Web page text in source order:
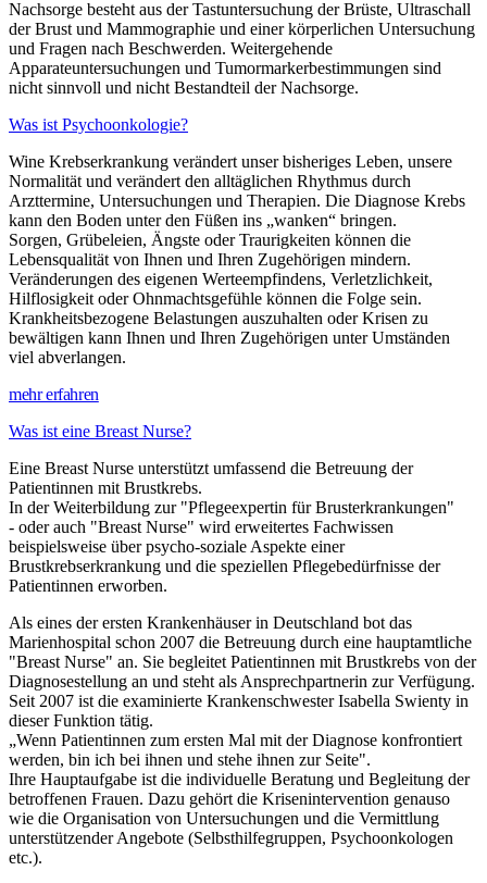
Nachsorge besteht aus der Tastuntersuchung der Brüste, Ultraschall
der Brust und Mammographie und einer körperlichen Untersuchung
und Fragen nach Beschwerden. Weitergehende
Apparateuntersuchungen und Tumormarkerbestimmungen sind
nicht sinnvoll und nicht Bestandteil der Nachsorge.
Was ist Psychoonkologie?
Wine Krebserkrankung verändert unser bisheriges Leben, unsere
Normalität und verändert den alltäglichen Rhythmus durch
Arzttermine, Untersuchungen und Therapien. Die Diagnose Krebs
kann den Boden unter den Füßen ins „wanken“ bringen.
Sorgen, Grübeleien, Ängste oder Traurigkeiten können die
Lebensqualität von Ihnen und Ihren Zugehörigen mindern.
Veränderungen des eigenen Werteempfindens, Verletzlichkeit,
Hilflosigkeit oder Ohnmachtsgefühle können die Folge sein.
Krankheitsbezogene Belastungen auszuhalten oder Krisen zu
bewältigen kann Ihnen und Ihren Zugehörigen unter Umständen
viel abverlangen.
mehr erfahren
Was ist eine Breast Nurse?
Eine Breast Nurse unterstützt umfassend die Betreuung der
Patientinnen mit Brustkrebs.
In der Weiterbildung zur "Pflegeexpertin für Brusterkrankungen"
- oder auch "Breast Nurse" wird erweitertes Fachwissen
beispielsweise über psycho-soziale Aspekte einer
Brustkrebserkrankung und die speziellen Pflegebedürfnisse der
Patientinnen erworben.
Als eines der ersten Krankenhäuser in Deutschland bot das
Marienhospital schon 2007 die Betreuung durch eine hauptamtliche
"Breast Nurse" an. Sie begleitet Patientinnen mit Brustkrebs von der
Diagnosestellung an und steht als Ansprechpartnerin zur Verfügung.
Seit 2007 ist die examinierte Krankenschwester Isabella Swienty in
dieser Funktion tätig.
„Wenn Patientinnen zum ersten Mal mit der Diagnose konfrontiert
werden, bin ich bei ihnen und stehe ihnen zur Seite".
Ihre Hauptaufgabe ist die individuelle Beratung und Begleitung der
betroffenen Frauen. Dazu gehört die Krisenintervention genauso
wie die Organisation von Untersuchungen und die Vermittlung
unterstützender Angebote (Selbsthilfegruppen, Psychoonkologen
etc.).